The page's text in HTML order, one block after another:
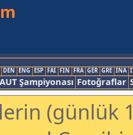
DEN ENG ESP FAI FIN FRA GER GRE INA
AUT Şampiyonası Fotoğraflar
(günlük